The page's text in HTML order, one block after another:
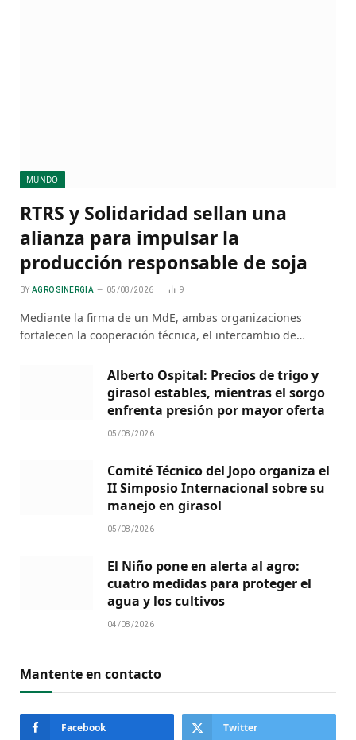
MUNDO
RTRS y Solidaridad sellan una
alianza para impulsar la
producción responsable de soja
BY AGRO SINERGIA 05/08/2026 9
Mediante la firma de un MdE, ambas organizaciones
fortalecen la cooperación técnica, el intercambio de…
Alberto Ospital: Precios de trigo y
girasol estables, mientras el sorgo
enfrenta presión por mayor oferta
05/08/2026
Comité Técnico del Jopo organiza el
II Simposio Internacional sobre su
manejo en girasol
05/08/2026
El Niño pone en alerta al agro:
cuatro medidas para proteger el
agua y los cultivos
04/08/2026
Mantente en contacto
Facebook Twitter